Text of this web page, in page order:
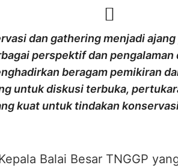
dan gathering menjadi
perspektif dan pengalaman
beragam pemikiran
untuk diskusi terbuka,
kuat untuk tindakan
Balai Besar TNGGP